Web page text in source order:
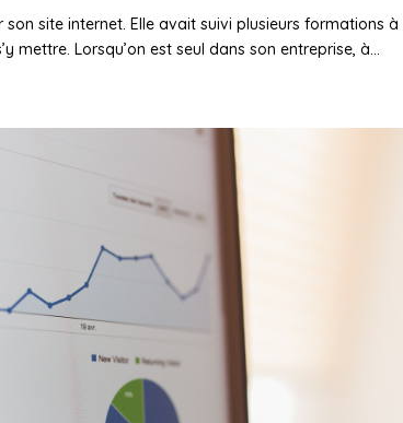
site internet. Elle avait suivi plusieurs formations à
mettre. Lorsqu’on est seul dans son entreprise, à...